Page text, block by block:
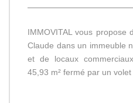
IMMOVITAL vous propose
Claude dans un immeuble
et de locaux
45,93 m² fermé par un volet